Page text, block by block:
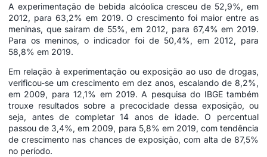
A experimentação de bebida alcóolica cresceu de 52,9%, em
2012, para 63,2% em 2019. O crescimento foi maior entre as
meninas, que saíram de 55%, em 2012, para 67,4% em 2019.
Para os meninos, o indicador foi de 50,4%, em 2012, para
58,8% em 2019.
Em relação à experimentação ou exposição ao uso de drogas,
verificou-se um crescimento em dez anos, escalando de 8,2%,
em 2009, para 12,1% em 2019. A pesquisa do IBGE também
trouxe resultados sobre a precocidade dessa exposição, ou
seja, antes de completar 14 anos de idade. O percentual
passou de 3,4%, em 2009, para 5,8% em 2019, com tendência
de crescimento nas chances de exposição, com alta de 87,5%
no período.